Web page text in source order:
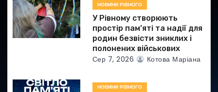
п
и
НОВИНИ РІВНОГО
У Рівному створюють
простір пам’яті та надії для
родин безвісти зниклих і
полонених військових
Сер 7, 2026 Котова Маріана
НОВИНИ РІВНОГО